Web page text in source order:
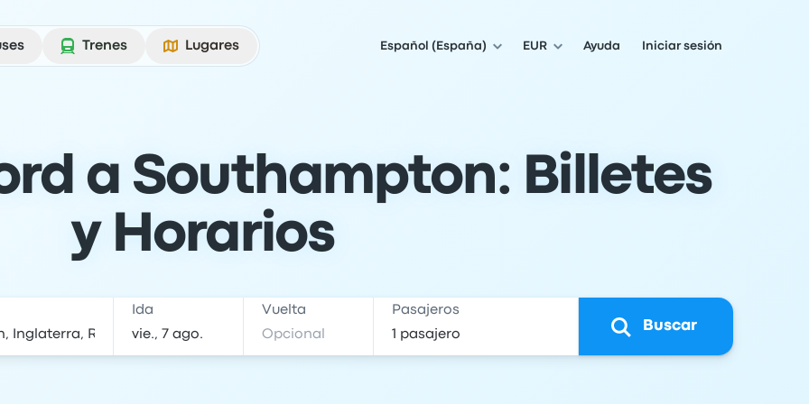
Trenes Lugares Español (España) EUR Ayuda Iniciar sesión
a Southampton: Billetes
y Horarios
Ida Vuelta Pasajeros
Buscar